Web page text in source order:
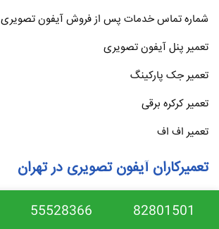
شماره تماس خدمات پس از فروش آیفون تصویری
تعمیر پنل آیفون تصویری
تعمیر جک پارکینگ
تعمیر کرکره برقی
تعمیر اف اف
تعمیرکاران آیفون تصویری در تهران
تعمیر آیفون تصویری غرب تهران
82801501
55528366